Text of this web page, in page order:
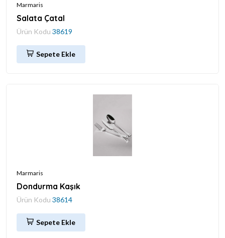
Marmaris
Salata Çatal
Ürün Kodu 38619
Sepete Ekle
Marmaris
Dondurma Kaşık
Ürün Kodu 38614
Sepete Ekle